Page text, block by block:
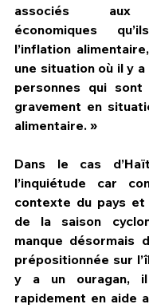
associés aux
économiques
l’inflation
une situation où il y
personnes qui sont
gravement en
alimentaire. »
Dans le cas
l’inquiétude car
contexte du pays
de la saison
manque désormais
prépositionnée sur
y a un ouragan,
rapidement en aide